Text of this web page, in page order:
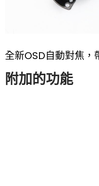
全新OSD自動對焦，
附加的功能